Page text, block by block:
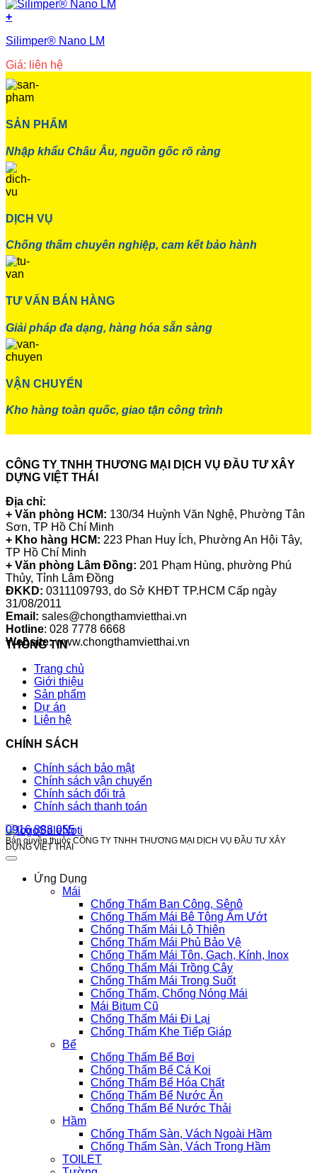
+
Silimper® Nano LM
Giá: liên hệ
SẢN PHẨM
Nhập khẩu Châu Âu, nguồn gốc rõ ràng
DỊCH VỤ
Chống thấm chuyên nghiệp, cam kết bảo hành
TƯ VẤN BÁN HÀNG
Giải pháp đa dạng, hàng hóa sẵn sàng
VẬN CHUYỂN
Kho hàng toàn quốc, giao tận công trình
CÔNG TY TNHH THƯƠNG MẠI DỊCH VỤ ĐẦU TƯ XÂY
DỰNG VIỆT THÁI
Địa chỉ:
+ Văn phòng HCM: 130/34 Huỳnh Văn Nghệ, Phường Tân
Sơn, TP Hồ Chí Minh
+ Kho hàng HCM: 223 Phan Huy Ích, Phường An Hội Tây,
TP Hồ Chí Minh
+ Văn phòng Lâm Đồng: 201 Phạm Hùng, phường Phú
Thủy, Tỉnh Lâm Đồng
ĐKKD: 0311109793, do Sở KHĐT TP.HCM Cấp ngày
31/08/2011
Email: sales@chongthamvietthai.vn
Hotline: 028 7778 6668
Website:www.chongthamvietthai.vn
THÔNG TIN
Trang chủ
Giới thiệu
Sản phẩm
Dự án
Liên hệ
CHÍNH SÁCH
Chính sách bảo mật
Chính sách vận chuyển
Chính sách đổi trả
Chính sách thanh toán
0916 888 055
Bản quyền thuộc CÔNG TY TNHH THƯƠNG MẠI DỊCH VỤ ĐẦU TƯ XÂY
DỰNG VIỆT THÁI
Ứng Dụng
Mái
Chống Thấm Ban Công, Sênô
Chống Thấm Mái Bê Tông Ẩm Ướt
Chống Thấm Mái Lộ Thiên
Chống Thấm Mái Phủ Bảo Vệ
Chống Thấm Mái Tôn, Gạch, Kính, Inox
Chống Thấm Mái Trồng Cây
Chống Thấm Mái Trong Suốt
Chống Thấm, Chống Nóng Mái
Mái Bitum Cũ
Chống Thấm Mái Đi Lại
Chống Thấm Khe Tiếp Giáp
Bể
Chống Thấm Bể Bơi
Chống Thấm Bể Cá Koi
Chống Thấm Bể Hóa Chất
Chống Thấm Bể Nước Ăn
Chống Thấm Bể Nước Thải
Hầm
Chống Thấm Sàn, Vách Ngoài Hầm
Chống Thấm Sàn, Vách Trong Hầm
TOILET